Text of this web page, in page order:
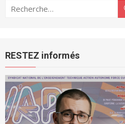
Recherche
RESTEZ informés